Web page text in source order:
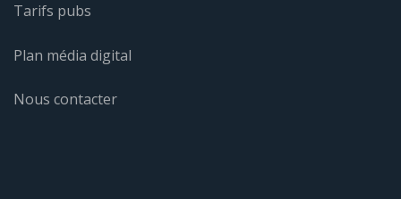
Tarifs pubs
Plan média digital
Nous contacter